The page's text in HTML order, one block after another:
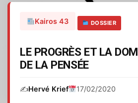
Kairos 43 DOSSIER
LE PROGRÈS ET LA
DE LA PENSÉE
✍️Hervé Krief 17/02/2020